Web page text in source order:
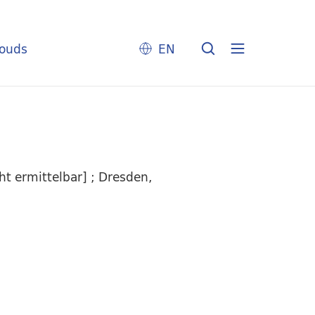
EN
ermittelbar] ; Dresden,